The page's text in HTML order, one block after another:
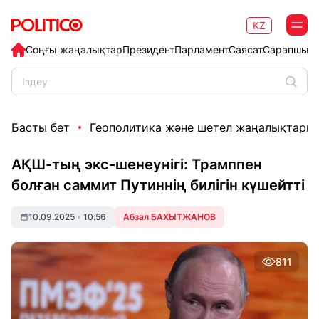
Соңғы жаңалықтарПрезидентПарламентСаясат
KZ
Басты бет Геополитика және шетел жаңалықтары
АҚШ-тың экс-шенеунігі: Трамппен
болған саммит Путиннің билігін күшейтті
10.09.2025 • 10:56 Абзал БАХЫТЖАНОВ
811